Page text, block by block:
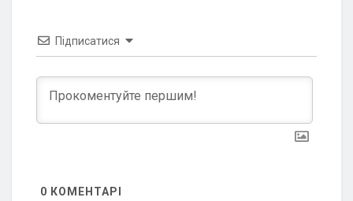
Підписатися
0 КОМЕНТАРІ